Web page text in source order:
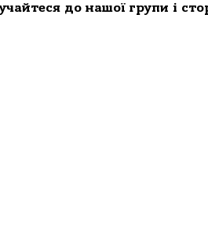
до нашої групи і